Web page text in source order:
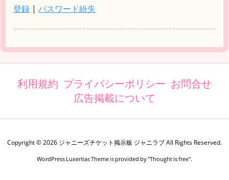
登録 | パスワード紛失
利用規約 プライバシーポリシー お問合せ
広告掲載について
Copyright ©2026 ジャニーズチケット掲示板 ジャニラブAll Rights Reserved.
WordPress Luxeritas Theme is provided by "Thought is free".